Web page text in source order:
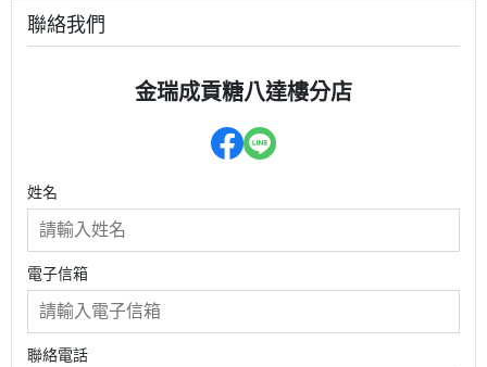
聯絡我們
金瑞成貢糖八達樓分店
姓名
電子信箱
聯絡電話